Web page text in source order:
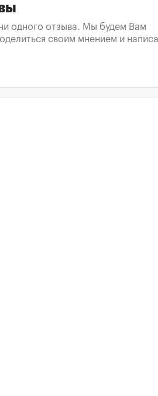
одного отзыва. Мы будем Вам
своим мнением и